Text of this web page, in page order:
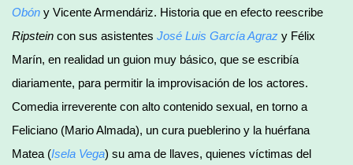
Obón y Vicente Armendáriz. Historia que en efecto reescribe
Ripstein con sus asistentes José Luis García Agraz y Félix
Marín, en realidad un guion muy básico, que se escribía
diariamente, para permitir la improvisación de los actores.
Comedia irreverente con alto contenido sexual, en torno a
Feliciano (Mario Almada), un cura pueblerino y la huérfana
Matea (Isela Vega) su ama de llaves, quienes víctimas del